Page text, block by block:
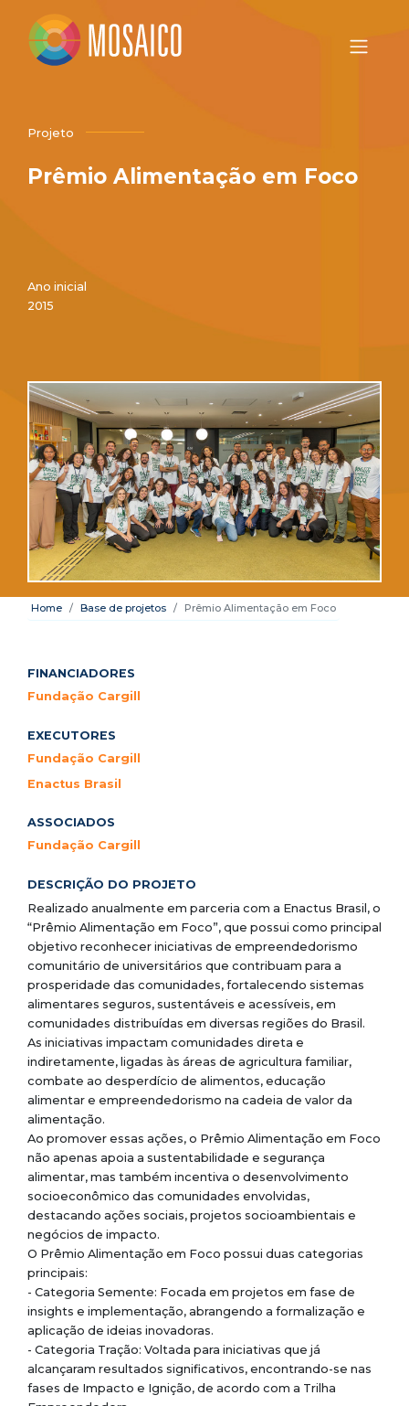
Projeto
Prêmio Alimentação em Foco
Ano inicial
2015
Home Base de projetos Prêmio Alimentação em Foco
FINANCIADORES
Fundação Cargill
EXECUTORES
Fundação Cargill
Enactus Brasil
ASSOCIADOS
Fundação Cargill
DESCRIÇÃO DO PROJETO
Realizado anualmente em parceria com a Enactus Brasil, o
“Prêmio Alimentação em Foco”, que possui como principal
objetivo reconhecer iniciativas de empreendedorismo
comunitário de universitários que contribuam para a
prosperidade das comunidades, fortalecendo sistemas
alimentares seguros, sustentáveis e acessíveis, em
comunidades distribuídas em diversas regiões do Brasil.
As iniciativas impactam comunidades direta e
indiretamente, ligadas às áreas de agricultura familiar,
combate ao desperdício de alimentos, educação
alimentar e empreendedorismo na cadeia de valor da
alimentação.
Ao promover essas ações, o Prêmio Alimentação em Foco
não apenas apoia a sustentabilidade e segurança
alimentar, mas também incentiva o desenvolvimento
socioeconômico das comunidades envolvidas,
destacando ações sociais, projetos socioambientais e
negócios de impacto.
O Prêmio Alimentação em Foco possui duas categorias
principais:
- Categoria Semente: Focada em projetos em fase de
insights e implementação, abrangendo a formalização e
aplicação de ideias inovadoras.
- Categoria Tração: Voltada para iniciativas que já
alcançaram resultados significativos, encontrando-se nas
fases de Impacto e Ignição, de acordo com a Trilha